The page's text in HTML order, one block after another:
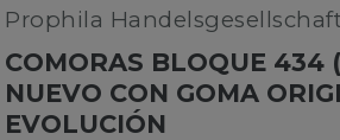
Prophila
COMORAS BLOQUE 434
NUEVO CON GOMA
EVOLUCIÓN